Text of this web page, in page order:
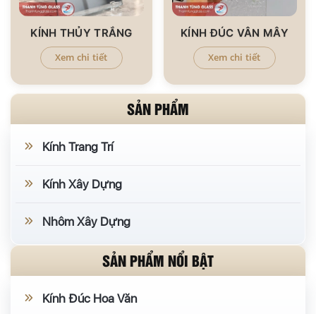
KÍNH THỦY TRẮNG
Xem chi tiết
KÍNH ĐÚC VÂN MÂY
Xem chi tiết
SẢN PHẨM
Kính Trang Trí
Kính Xây Dựng
Nhôm Xây Dựng
SẢN PHẨM NỔI BẬT
Kính Đúc Hoa Văn